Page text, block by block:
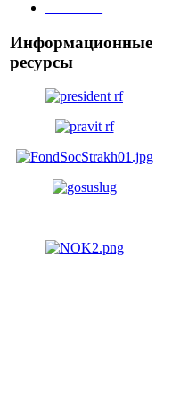
Информационные
ресурсы